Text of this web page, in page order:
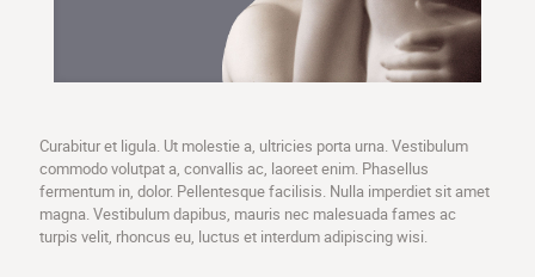
Curabitur et ligula. Ut molestie a, ultricies porta urna. Vestibulum
commodo volutpat a, convallis ac, laoreet enim. Phasellus
fermentum in, dolor. Pellentesque facilisis. Nulla imperdiet sit amet
magna. Vestibulum dapibus, mauris nec malesuada fames ac
turpis velit, rhoncus eu, luctus et interdum adipiscing wisi.